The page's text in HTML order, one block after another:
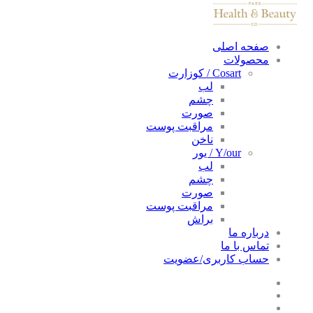
صفحه اصلی
محصولات
Cosart / کوزارت
لب
چشم
صورت
مراقبت پوست
ناخن
Y/our / یور
لب
چشم
صورت
مراقبت پوست
براش
درباره ما
تماس با ما
حساب کاربری/عضویت